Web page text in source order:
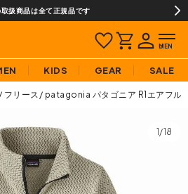
扱商品は全て正規品です
KIDS GEAR SALE
フリース patagonia パタゴニア R1エアフル
1/18